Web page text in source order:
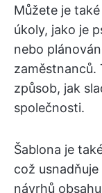
Můžete je
úkoly, jako je
nebo
zaměstnanců.
způsob, jak
společnosti.
Šablona je
což
návrhů